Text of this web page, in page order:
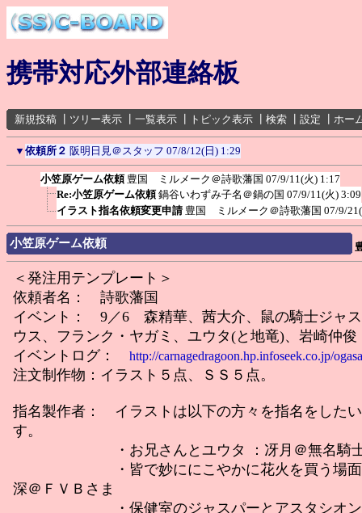
携帯対応外部連絡板
新規投稿 ツリー表示 一覧表示 トピック表示 検索 設定 ホー
▼ 依頼所２ 阪明日見＠スタッフ 07/8/12(日) 1:29
小笠原ゲーム依頼 豊国 ミルメーク＠詩歌藩国 07/9/11(火) 1:17
Re:小笠原ゲーム依頼 鍋谷いわずみ子名＠鍋の国 07/9/11(火) 3:09
イラスト指名依頼変更申請 豊国 ミルメーク＠詩歌藩国 07/9/
小笠原ゲーム依頼
＜発注用テンプレート＞
依頼者名： 詩歌藩国
イベント： 9／6 森精華、茜大介、鼠の騎士ジャ
ウス、フランク・ヤガミ、ユウタ(と地竜)、岩崎仲俊
イベントログ： http://carnagedragoon.hp.infoseek.co.jp/
注文制作物：イラスト５点、ＳＳ５点。
指名製作者： イラストは以下の方々を指名をした
す。
・お兄さんとユウタ ：冴月＠無名騎士
・皆で妙ににこやかに花火を買う場面
深＠ＦＶＢさま
・保健室のジャスパーとアスタシオン